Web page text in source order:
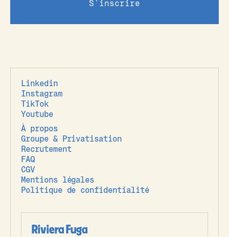
Linkedin
Instagram
TikTok
Youtube
À propos
Groupe & Privatisation
Recrutement
FAQ
CGV
Mentions légales
Politique de confidentialité
Riviera Fuga